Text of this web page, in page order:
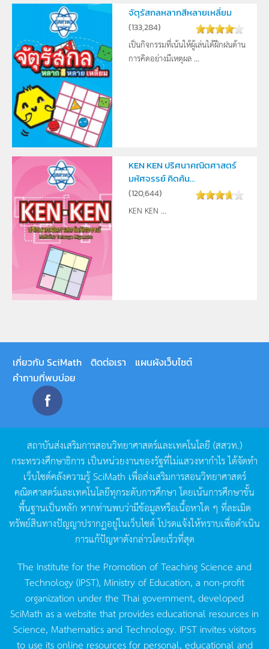
จัตุรัสกลหลากสีหลายเหลี่ยม
(133,284)
เป็นกิจกรรมที่เน้นให้ผู้เล่นได้ฝึกฝนด้าน
การคิดอย่างมีเหตุผล ...
KEN KEN ปริศนาคณิตศาสตร์
มหัศจรรย์ คิดค้น...
(120,644)
KEN KEN ...
เกี่ยวกับ SciMath ติดต่อเรา
แผนผังเว็บไซต์
คำถามที่พบบ่อย
สถาบันส่งเสริมการสอนวิทยาศาสตร์และเทคโนโลยี (สสวท.)
กระทรวงศึกษาธิการ เป็นหน่วยงานของรัฐที่ไม่แสวงหากำไรได้จัดทำ
เว็บไซต์คลังความรู้SciMath เพื่อส่งเสริมการสอนวิทยาศาสตร์
คณิตศาสตร์และเทคโนโลยีทุกระดับการศึกษา โดยเน้นการศึกษาขั้น
พื้นฐานเป็นหลัก หากท่านพบว่ามีข้อมูลหรือเนื้อหาใด ๆ ที่ละเมิด
ทรัพย์สินทางปัญญาปรากฏอยู่ในเว็บไซต์โปรดแจ้งให้ทราบเพื่อดำเนิน
การแก้ปัญหาดังกล่าวโดยเร็วที่สุด
The Institute for the Promotion of Teaching Science and
Technology (IPST), Ministry of Education, a non-profit
organization under the Thai government, developed
SciMath as a website that provides educational resources in
Science, Mathematics and Technology. IPST invites visitors
to use its online resources for personal, educational and